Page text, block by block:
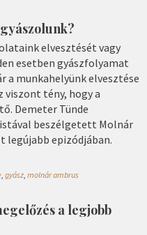
elvesztését vagy
esetben gyászfolyamat
a munkahelyünk elvesztése
tény, hogy a
Demeter Tünde
beszélgetett Molnár
legújabb epizódjában.
, gyász, molnár ambrus
a legjobb